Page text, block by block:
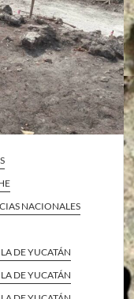
NACIONALES
DE YUCATÁN
DE YUCATÁN